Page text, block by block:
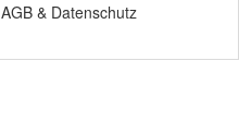
AGB & Datenschutz